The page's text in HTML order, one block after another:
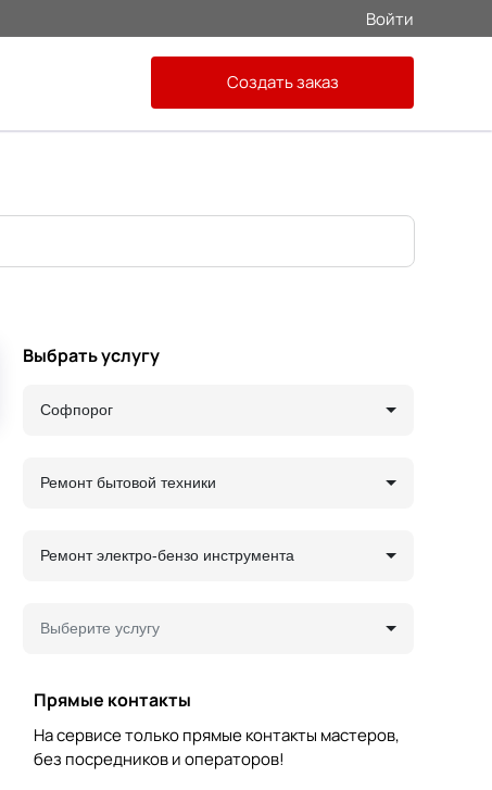
Войти
Создать заказ
Выбрать услугу
Софпорог
Ремонт бытовой техники
Ремонт электро-бензо инструмента
Выберите услугу
Прямые контакты
На сервисе только прямые контакты мастеров,
без посредников и операторов!